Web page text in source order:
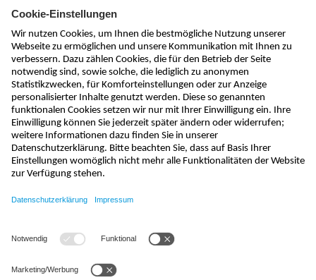
kontakt@nivus.com
+49 7262 9191-0
sales@nivus.com
+49 7262 9191-794
hotline@nivus.com
+49 7262 9191-955